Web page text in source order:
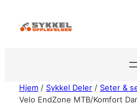
Hjem / Sykkel Deler / Seter &
Velo EndZone MTB/Komfort